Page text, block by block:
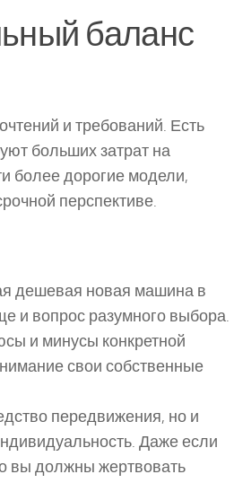
баланс
и требований. Есть
больших затрат на
более дорогие модели,
перспективе.
дешевая новая машина в
и вопрос разумного выбора.
и минусы конкретной
свои собственные
передвижения, но и
Даже если
вы должны жертвовать